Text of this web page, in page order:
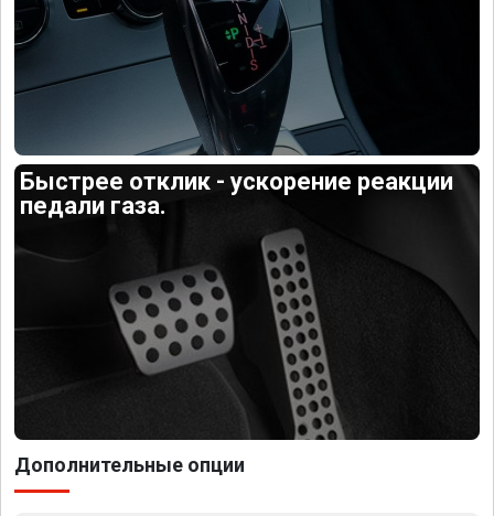
Быстрее отклик - ускорение реакции
педали газа.
Дополнительные опции